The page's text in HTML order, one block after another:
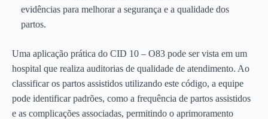
evidências para melhorar a segurança e a qualidade dos
partos.
Uma aplicação prática do CID 10 – O83 pode ser vista em um
hospital que realiza auditorias de qualidade de atendimento. Ao
classificar os partos assistidos utilizando este código, a equipe
pode identificar padrões, como a frequência de partos assistidos
e as complicações associadas, permitindo o aprimoramento